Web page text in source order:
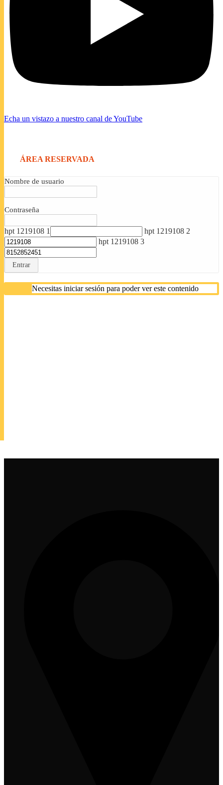
Echa un vistazo a nuestro canal de YouTube
ÁREA RESERVADA
Nombre de usuario
Contraseña
hpt 1219108 1
hpt 1219108 2
hpt 1219108 3
Entrar
Necesitas iniciar sesión para poder ver este contenido